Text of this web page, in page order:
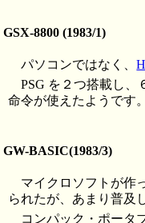
GSX-8800 (1983/1)
パソコンではなく、
PSG を２つ搭載し、
命令が使えたようです。
GW-BASIC(1983/3)
マイクロソフトが作
られたが、あまり普及
コンパック・ポータ